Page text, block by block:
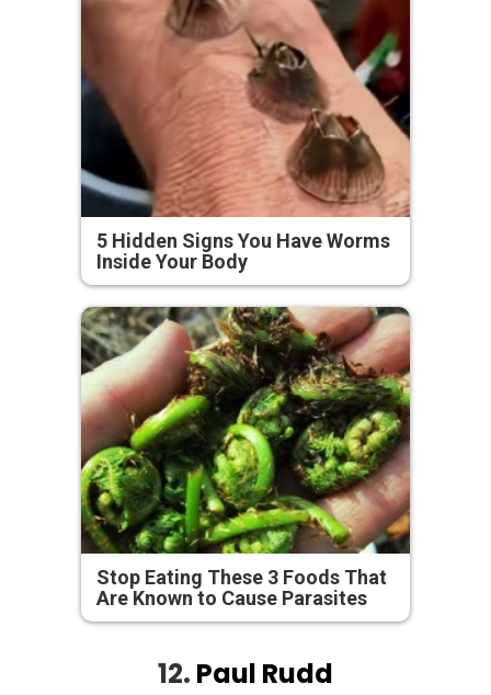
5 Hidden Signs You Have Worms
Inside Your Body
Stop Eating These 3 Foods That
Are Known to Cause Parasites
12. Paul Rudd